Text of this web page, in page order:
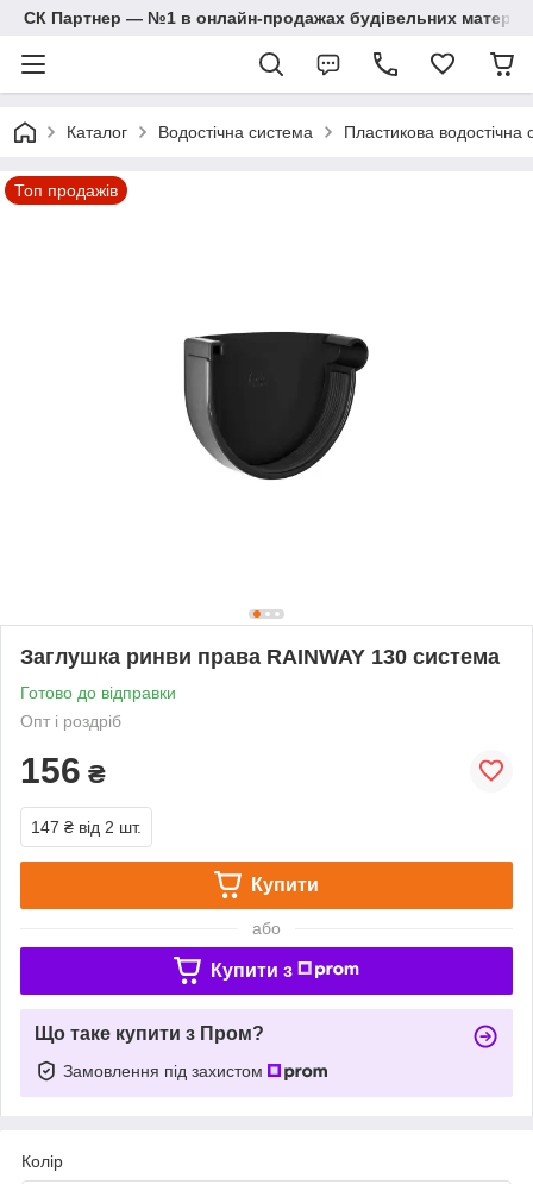
СК Партнер — №1 в онлайн-продажах будівельних
Каталог Водостічна система Пластикова водостічна
Топ продажів
Заглушка ринви права RAINWAY 130 система
Готово до відправки
Опт і роздріб
156 ₴
147 ₴ від 2 шт.
Купити
або
Купити з
Що таке купити з Пром?
Замовлення під захистом
Колір